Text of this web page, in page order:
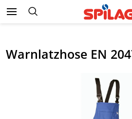
Warnlatzhose EN